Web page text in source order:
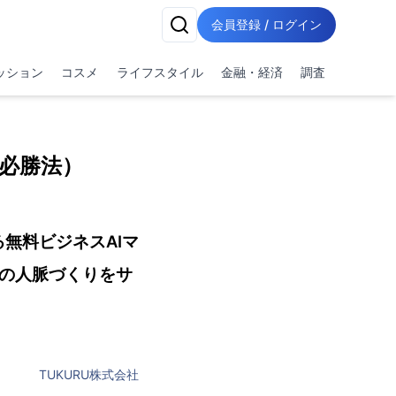
会員登録 / ログイン
ション コスメ ライフスタイル 金融・経済 調査
勝法）
料ビジネスAIマ
人脈づくりをサ
TUKURU株式会社